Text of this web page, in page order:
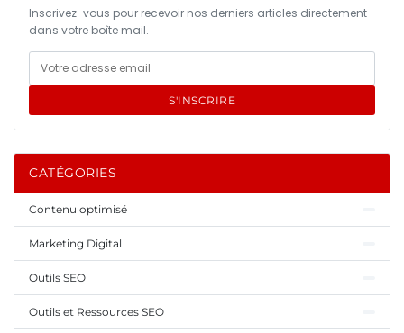
Inscrivez-vous pour recevoir nos derniers articles directement
dans votre boîte mail.
S'INSCRIRE
CATÉGORIES
Contenu optimisé
Marketing Digital
Outils SEO
Outils et Ressources SEO